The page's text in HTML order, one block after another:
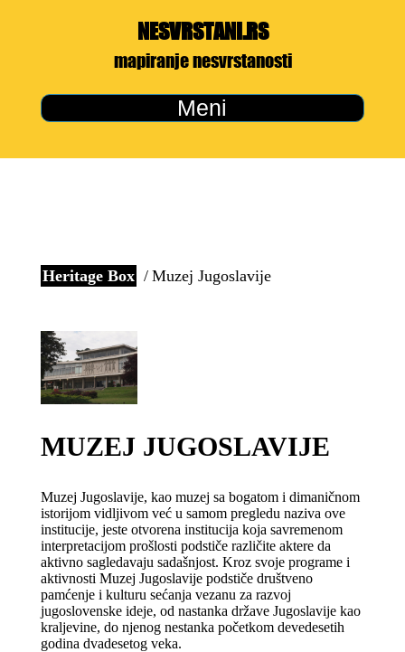
NESVRSTANI.RS
mapiranje nesvrstanosti
Meni
Heritage Box Muzej Jugoslavije
MUZEJ JUGOSLAVIJE
Muzej Jugoslavije, kao muzej sa bogatom i dimaničnom
istorijom vidljivom već u samom pregledu naziva ove
institucije, jeste otvorena institucija koja savremenom
interpretacijom prošlosti podstiče različite aktere da
aktivno sagledavaju sadašnjost. Kroz svoje programe i
aktivnosti Muzej Jugoslavije podstiče društveno
pamćenje i kulturu sećanja vezanu za razvoj
jugoslovenske ideje, od nastanka države Jugoslavije kao
kraljevine, do njenog nestanka početkom devedesetih
godina dvadesetog veka.